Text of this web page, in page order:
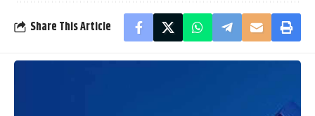
Share This Article